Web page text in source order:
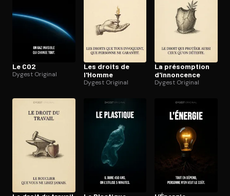
Le CO2
Dygest Original
Les droits de
l'Homme
Dygest Original
La présomption
d'in­non­cence
Dygest Original